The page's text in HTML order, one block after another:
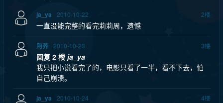
ja_ya 2010-10-22 2楼
一直没能完整的看完莉莉周，遗憾
阿荞 2010-10-23 3楼
回复 2 楼ja_ya
我只把小说看完了的，电影只看了一半，看不下去，怕
自己崩溃。
ja_ya 2010-10-24 4楼